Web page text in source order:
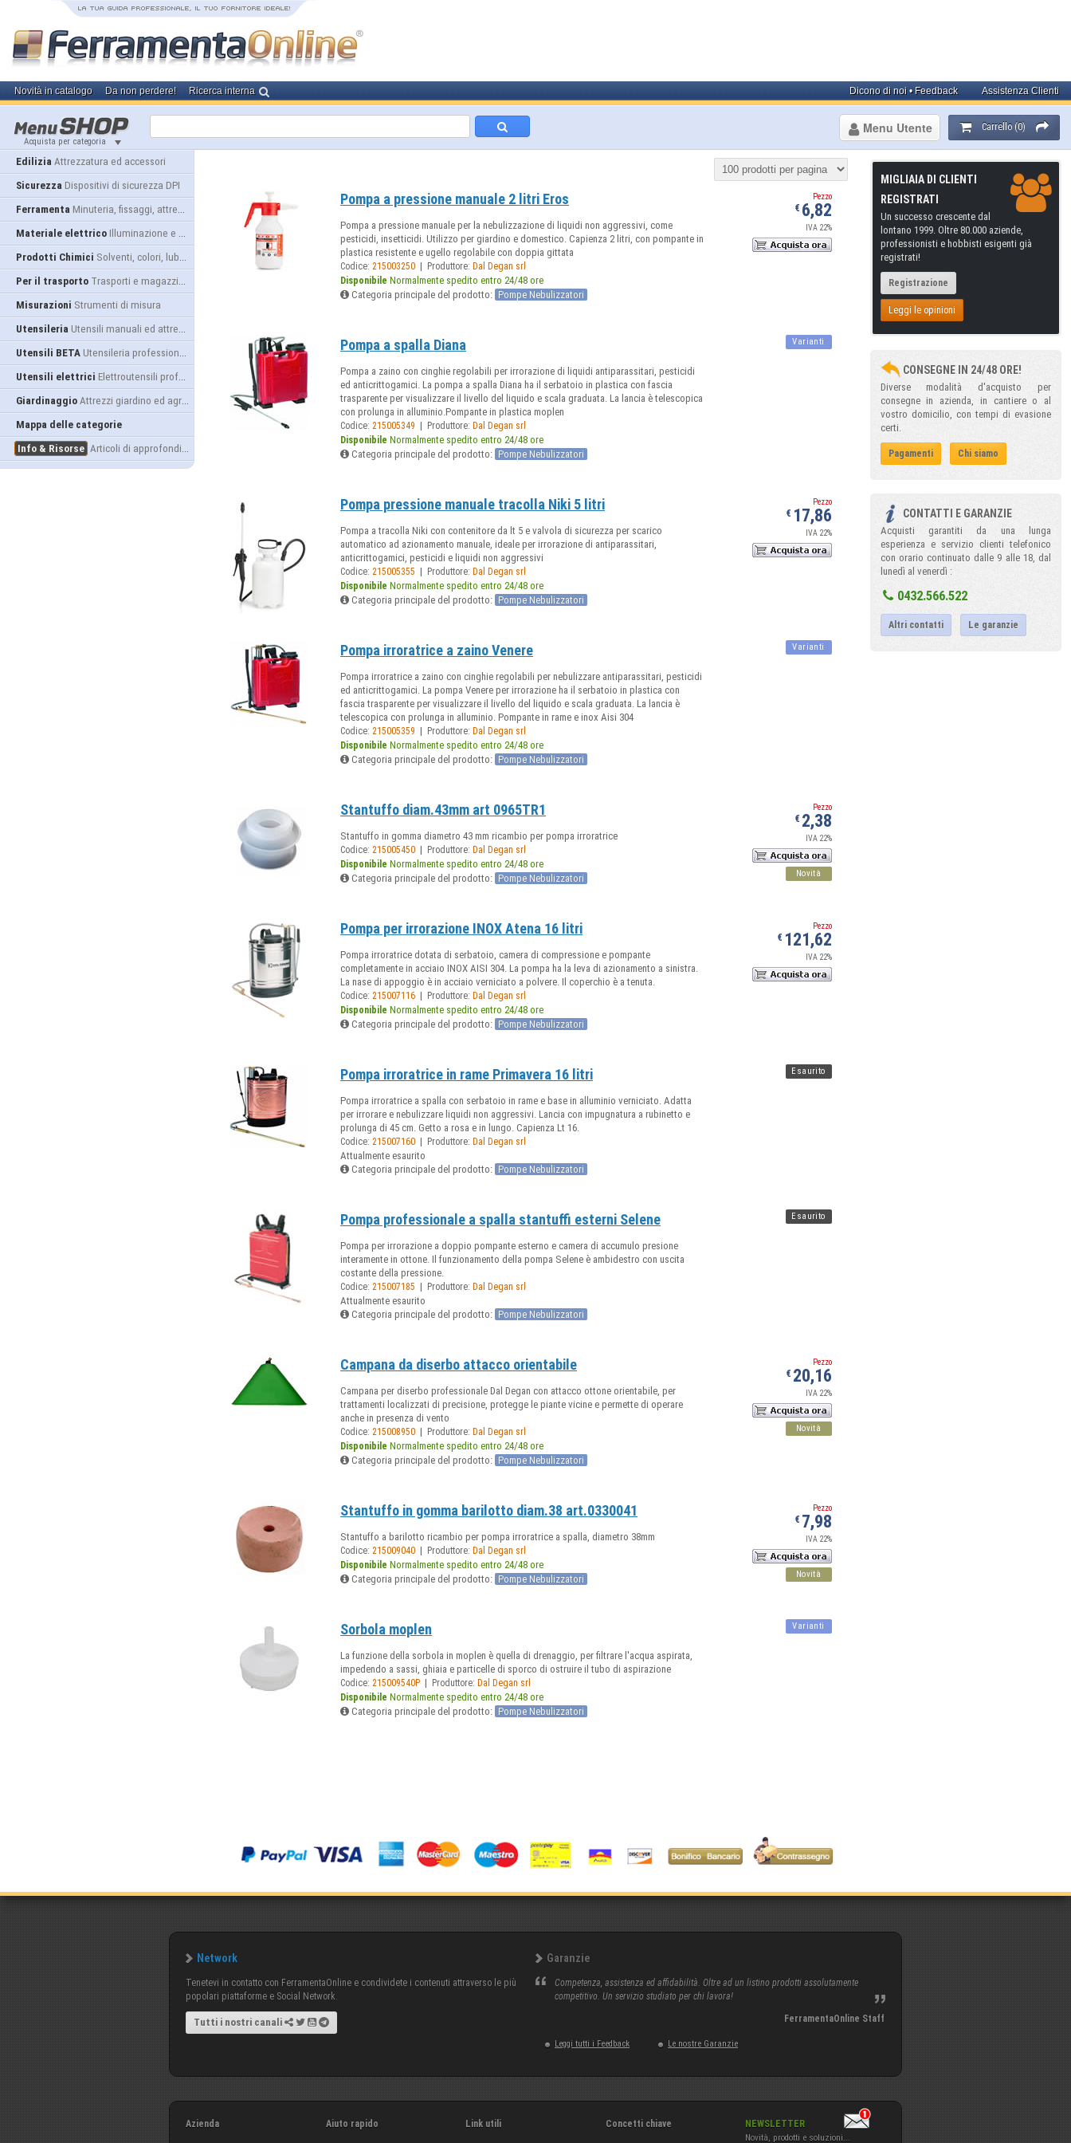
Novità in catalogo Da non perdere! Ricerca interna Assistenza Clienti
Dicono di noi • Feedback
Acquista per categoria
Carrello (0)
Menu Utente
Edilizia Attrezzatura ed accessori
Sicurezza Dispositivi di sicurezza DPI
Ferramenta Minuteria, fissaggi, attrezzatura
Materiale elettrico Illuminazione e alimentazione
Prodotti Chimici Solventi, colori, lubrificanti...
Per il trasporto Trasporti e magazzino
Misurazioni Strumenti di misura
Utensileria Utensili manuali ed attrezzature
Utensili BETA Utensileria professionale
Utensili elettrici Elettroutensili professionali
Giardinaggio Attrezzi giardino ed agricoltura
Mappa delle categorie
Info & Risorse Articoli di approfondimento
Pompa a pressione manuale 2 litri Eros
Pompa a pressione manuale per la nebulizzazione di liquidi non aggressivi, come
pesticidi, insetticidi. Utilizzo per giardino e domestico. Capienza 2 litri, con pompante in
plastica resistente e ugello regolabile con doppia gittata
Codice:215003250 | Produttore: Dal Degan srl
Disponibile Normalmente spedito entro 24/48 ore
Categoria principale del prodotto: Pompe Nebulizzatori
Pezzo
€ 6,82
IVA 22%
Pompa a spalla Diana
Pompa a zaino con cinghie regolabili per irrorazione di liquidi antiparassitari, pesticidi
ed anticrittogamici. La pompa a spalla Diana ha il serbatoio in plastica con fascia
trasparente per visualizzare il livello del liquido e scala graduata. La lancia è telescopica
con prolunga in alluminio.Pompante in plastica moplen
Codice:215005349 | Produttore: Dal Degan srl
Disponibile Normalmente spedito entro 24/48 ore
Categoria principale del prodotto: Pompe Nebulizzatori
Varianti
Pompa pressione manuale tracolla Niki 5 litri
Pompa a tracolla Niki con contenitore da lt 5 e valvola di sicurezza per scarico
automatico ad azionamento manuale, ideale per irrorazione di antiparassitari,
anticrittogamici, pesticidi e liquidi non aggressivi
Codice:215005355 | Produttore: Dal Degan srl
Disponibile Normalmente spedito entro 24/48 ore
Categoria principale del prodotto: Pompe Nebulizzatori
Pezzo
€ 17,86
IVA 22%
Pompa irroratrice a zaino Venere
Pompa irroratrice a zaino con cinghie regolabili per nebulizzare antiparassitari, pesticidi
ed anticrittogamici. La pompa Venere per irrorazione ha il serbatoio in plastica con
fascia trasparente per visualizzare il livello del liquido e scala graduata. La lancia è
telescopica con prolunga in alluminio. Pompante in rame e inox Aisi 304
Codice:215005359 | Produttore: Dal Degan srl
Disponibile Normalmente spedito entro 24/48 ore
Categoria principale del prodotto: Pompe Nebulizzatori
Varianti
Stantuffo diam.43mm art 0965TR1
Stantuffo in gomma diametro 43 mm ricambio per pompa irroratrice
Codice:215005450 | Produttore: Dal Degan srl
Disponibile Normalmente spedito entro 24/48 ore
Categoria principale del prodotto: Pompe Nebulizzatori
Pezzo
€ 2,38
IVA 22%
Novità
Pompa per irrorazione INOX Atena 16 litri
Pompa irroratrice dotata di serbatoio, camera di compressione e pompante
completamente in acciaio INOX AISI 304. La pompa ha la leva di azionamento a sinistra.
La nase di appoggio è in acciaio verniciato a polvere. Il coperchio è a tenuta.
Codice:215007116 | Produttore: Dal Degan srl
Disponibile Normalmente spedito entro 24/48 ore
Categoria principale del prodotto: Pompe Nebulizzatori
Pezzo
€ 121,62
IVA 22%
Pompa irroratrice in rame Primavera 16 litri
Pompa irroratrice a spalla con serbatoio in rame e base in alluminio verniciato. Adatta
per irrorare e nebulizzare liquidi non aggressivi. Lancia con impugnatura a rubinetto e
prolunga di 45 cm. Getto a rosa e in lungo. Capienza Lt 16.
Codice:215007160 | Produttore: Dal Degan srl
Attualmente esaurito
Categoria principale del prodotto: Pompe Nebulizzatori
Esaurito
Pompa professionale a spalla stantuffi esterni Selene
Pompa per irrorazione a doppio pompante esterno e camera di accumulo presione
interamente in ottone. Il funzionamento della pompa Selene è ambidestro con uscita
costante della pressione.
Codice:215007185 | Produttore: Dal Degan srl
Attualmente esaurito
Categoria principale del prodotto: Pompe Nebulizzatori
Esaurito
Campana da diserbo attacco orientabile
Campana per diserbo professionale Dal Degan con attacco ottone orientabile, per
trattamenti localizzati di precisione, protegge le piante vicine e permette di operare
anche in presenza di vento
Codice:215008950 | Produttore: Dal Degan srl
Disponibile Normalmente spedito entro 24/48 ore
Categoria principale del prodotto: Pompe Nebulizzatori
Pezzo
€ 20,16
IVA 22%
Novità
Stantuffo in gomma barilotto diam.38 art.0330041
Stantuffo a barilotto ricambio per pompa irroratrice a spalla, diametro 38mm
Codice:215009040 | Produttore: Dal Degan srl
Disponibile Normalmente spedito entro 24/48 ore
Categoria principale del prodotto: Pompe Nebulizzatori
Pezzo
€ 7,98
IVA 22%
Novità
Sorbola moplen
La funzione della sorbola in moplen è quella di drenaggio, per filtrare l'acqua aspirata,
impedendo a sassi, ghiaia e particelle di sporco di ostruire il tubo di aspirazione
Codice:215009540P | Produttore: Dal Degan srl
Disponibile Normalmente spedito entro 24/48 ore
Categoria principale del prodotto: Pompe Nebulizzatori
Varianti
MIGLIAIA DI CLIENTI
REGISTRATI
Un successo crescente dal
lontano 1999. Oltre 80.000 aziende,
professionisti e hobbisti esigenti già
registrati!
Registrazione
Leggi le opinioni
CONSEGNE IN 24/48 ORE!
Diverse modalità d'acquisto per
consegne in azienda, in cantiere o al
vostro domicilio, con tempi di evasione
certi.
Pagamenti Chi siamo
CONTATTI E GARANZIE
Acquisti garantiti da una lunga
esperienza e servizio clienti telefonico
con orario continuato dalle 9 alle 18, dal
lunedì al venerdì :
0432.566.522
Altri contatti Le garanzie
Network
Tenetevi in contatto con FerramentaOnline e condividete i contenuti attraverso le più
popolari piattaforme e Social Network.
Tutti i nostri canali
Garanzie
Competenza, assistenza ed affidabilità. Oltre ad un listino prodotti assolutamente
competitivo. Un servizio studiato per chi lavora!
FerramentaOnline Staff
Leggi tutti i Feedback Le nostre Garanzie
Azienda Aiuto rapido Link utili Concetti chiave NEWSLETTER
Novità, prodotti e soluzioni...